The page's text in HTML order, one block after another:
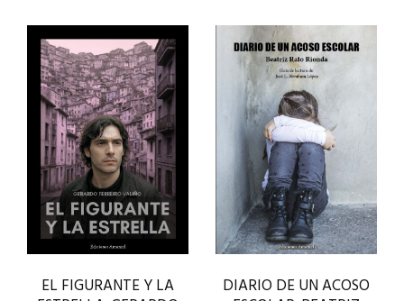
EL FIGURANTE Y LA
DIARIO DE UN ACOSO